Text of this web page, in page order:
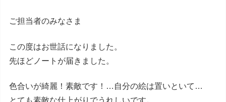
ご担当者のみなさま
この度はお世話になりました。
先ほどノートが届きました。
色合いが綺麗！素敵です！…自分の絵は置いといて…